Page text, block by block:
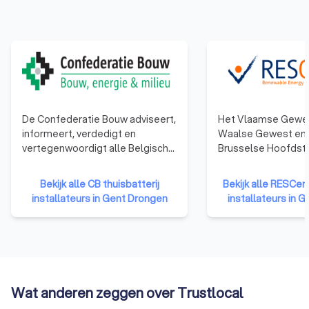
investering voor uw woning. Met een thuisbatterij kunt u uw
bent u minder afhankelijk van het energienet en maakt u
optimaal gebruik van uw zonnepanelen.
In Gent Drongen staan 34 erkende monteurs voor u klaar om u
te helpen met de installatie van uw thuisaccu. Trustlocal
thuisbatterij-installateurs in Gent Drongen. Deze monteurs
hebben uitgebreide ervaring met de installatie van
zonnepanelen met batterij en kunnen snel en veilig uw
bedrijven en vind eenvoudig een geschikte en voordelige
optie voor uw thuisbatterij.
De Confederatie Bouw adviseert,
informeert, verdedigt en
vertegenwoordigt alle Belgische
éénmanszaken tot grote
bedrijven. De organisatie
vertegenwoordigt 16.000
ondernemingen uit de sector.
Bekijk alle CB thuisbatterij
installateurs in Gent Drongen
Het Vlaamse
Waalse Gewest
Brusselse
opgezet dat
opleiden en de
betrouwbare en
installateurs. Het certificaat van
afgelegd.
Bekijk alle
installateurs in
Wat anderen zeggen over Trustlocal